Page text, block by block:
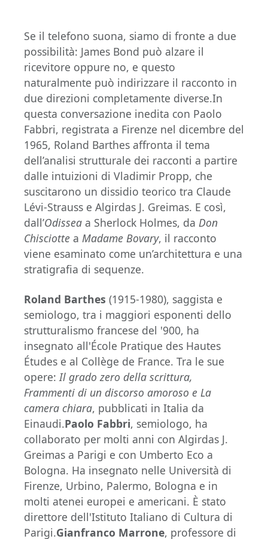
Se il telefono suona, siamo di fronte a due
possibilità: James Bond può alzare il
ricevitore oppure no, e questo
naturalmente può indirizzare il racconto in
due direzioni completamente diverse.In
questa conversazione inedita con Paolo
Fabbri, registrata a Firenze nel dicembre del
1965, Roland Barthes affronta il tema
dell’analisi strutturale dei racconti a partire
dalle intuizioni di Vladimir Propp, che
suscitarono un dissidio teorico tra Claude
Lévi-Strauss e Algirdas J. Greimas. E così,
dall’Odissea a Sherlock Holmes, da Don
Chisciotte a Madame Bovary, il racconto
viene esaminato come un’architettura e una
stratigrafia di sequenze.
Roland Barthes (1915-1980), saggista e
semiologo, tra i maggiori esponenti dello
strutturalismo francese del '900, ha
insegnato all'École Pratique des Hautes
Études e al Collège de France. Tra le sue
opere:Il grado zero della scrittura,
Frammenti di un discorso amoroso e La
camera chiara, pubblicati in Italia da
Einaudi.Paolo Fabbri, semiologo, ha
collaborato per molti anni con Algirdas J.
Greimas a Parigi e con Umberto Eco a
Bologna. Ha insegnato nelle Università di
Firenze, Urbino, Palermo, Bologna e in
molti atenei europei e americani. È stato
direttore dell'Istituto Italiano di Cultura di
Parigi.Gianfranco Marrone, professore di